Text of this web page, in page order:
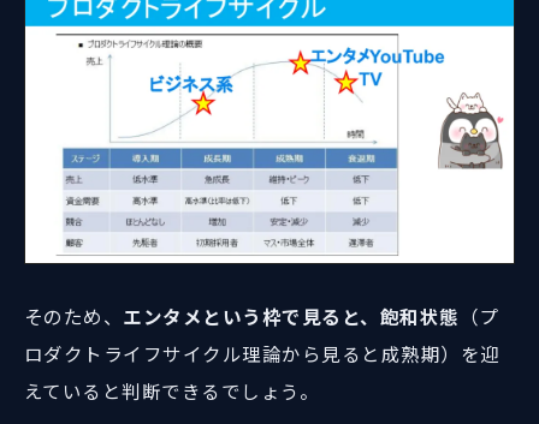
そのため、 エンタメという枠で見ると、飽和状態 （プ
ロダクトライフサイクル理論から見ると成熟期）を迎
えていると判断できるでしょう。